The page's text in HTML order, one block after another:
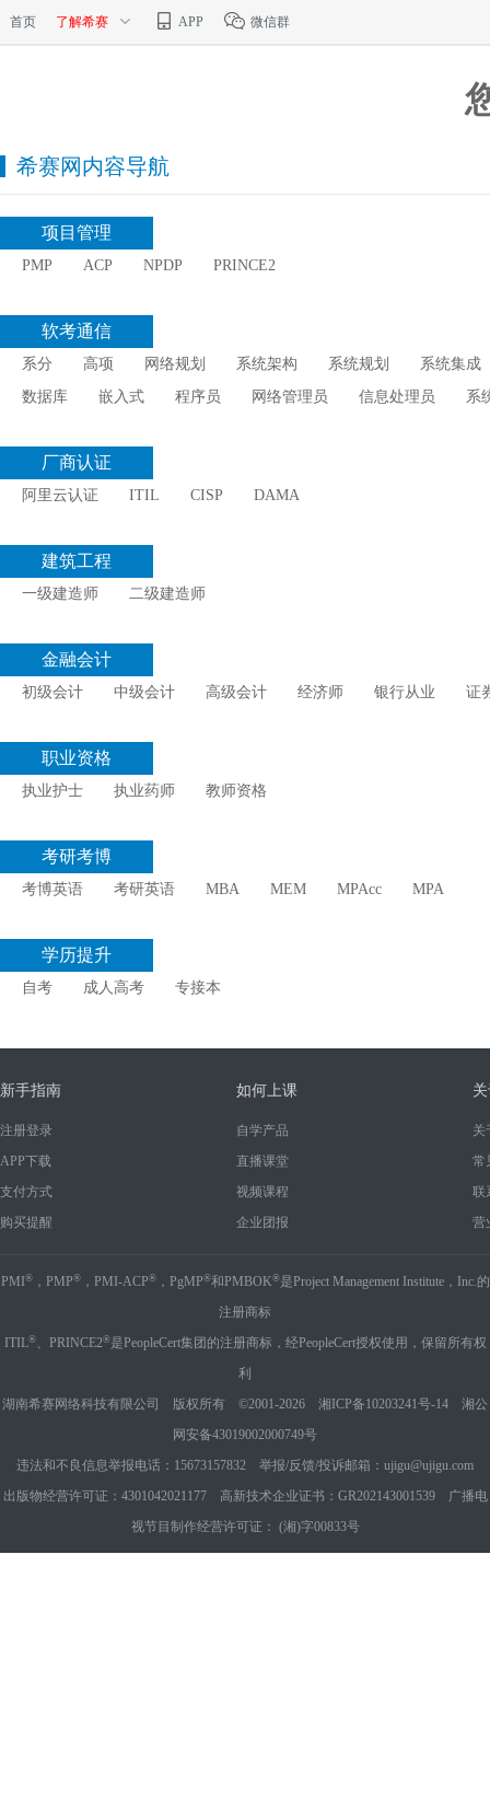
首页 了解希赛 APP 微信群
希赛网内容导航
项目管理
PMP ACP NPDP PRINCE2
软考通信
系分 高项 网络规划 系统架构 系统规划
系统集成
数据库
嵌入式 程序员 网络管理员 信息处理员 系
厂商认证
阿里云认证 ITIL CISP DAMA
建筑工程
一级建造师 二级建造师
金融会计
初级会计 中级会计 高级会计 经济师 银行从业 证
职业资格
执业护士 执业药师 教师资格
考研考博
考博英语 考研英语 MBA MEM MPAcc MPA
学历提升
自考 成人高考 专接本
新手指南
注册登录
APP下载
支付方式
购买提醒
如何上课
自学产品
直播课堂
视频课程
企业团报
关
常
联
营
PMI ®，PMP®，PMI-ACP®，PgMP®和PMBOK®是Project Management Institute，Inc.的
注册商标
ITIL®、PRINCE2®是PeopleCert集团的注册商标，经PeopleCert授权使用，保留所有权
利
湖南希赛网络科技有限公司 版权所有 ©2001-2026 湘ICP备10203241号-14
湘公
网安备43019002000749号
违法和不良信息举报电话：15673157832 举报/反馈/投诉邮箱：ujigu@ujigu.com
出版物经营许可证：4301042021177 高新技术企业证书：GR202143001539 广播电
视节目制作经营许可证： (湘)字00833号